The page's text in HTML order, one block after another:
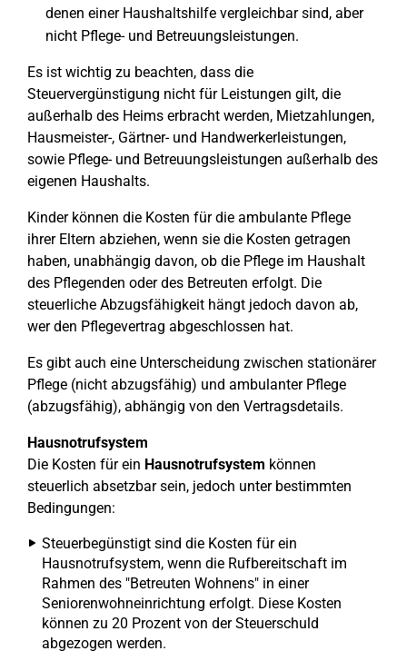
denen einer Haushaltshilfe vergleichbar sind, aber
nicht Pflege- und Betreuungsleistungen.
Es ist wichtig zu beachten, dass die
Steuervergünstigung nicht für Leistungen gilt, die
außerhalb des Heims erbracht werden, Mietzahlungen,
Hausmeister-, Gärtner- und Handwerkerleistungen,
sowie Pflege- und Betreuungsleistungen außerhalb des
eigenen Haushalts.
Kinder können die Kosten für die ambulante Pflege
ihrer Eltern abziehen, wenn sie die Kosten getragen
haben, unabhängig davon, ob die Pflege im Haushalt
des Pflegenden oder des Betreuten erfolgt. Die
steuerliche Abzugsfähigkeit hängt jedoch davon ab,
wer den Pflegevertrag abgeschlossen hat.
Es gibt auch eine Unterscheidung zwischen stationärer
Pflege (nicht abzugsfähig) und ambulanter Pflege
(abzugsfähig), abhängig von den Vertragsdetails.
Hausnotrufsystem
Die Kosten für ein Hausnotrufsystem können
steuerlich absetzbar sein, jedoch unter bestimmten
Bedingungen:
Steuerbegünstigt sind die Kosten für ein
Hausnotrufsystem, wenn die Rufbereitschaft im
Rahmen des "Betreuten Wohnens" in einer
Seniorenwohneinrichtung erfolgt. Diese Kosten
können zu 20 Prozent von der Steuerschuld
abgezogen werden.